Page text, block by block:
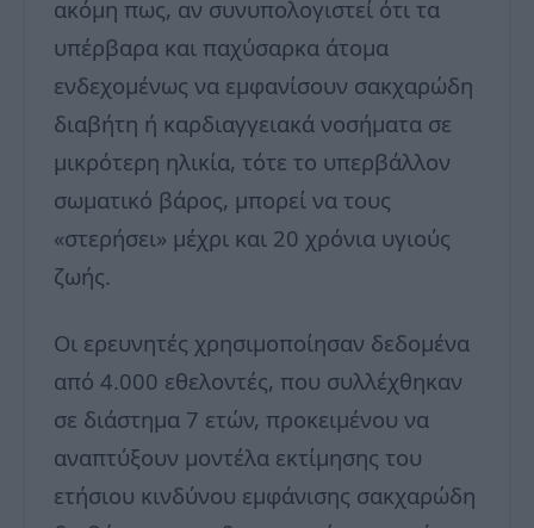
ακόμη πως, αν συνυπολογιστεί ότι τα
υπέρβαρα και παχύσαρκα άτομα
ενδεχομένως να εμφανίσουν σακχαρώδη
διαβήτη ή καρδιαγγειακά νοσήματα σε
μικρότερη ηλικία, τότε το υπερβάλλον
σωματικό βάρος, μπορεί να τους
«στερήσει» μέχρι και 20 χρόνια υγιούς
ζωής.
Οι ερευνητές χρησιμοποίησαν δεδομένα
από 4.000 εθελοντές, που συλλέχθηκαν
σε διάστημα 7 ετών, προκειμένου να
αναπτύξουν μοντέλα εκτίμησης του
ετήσιου κινδύνου εμφάνισης σακχαρώδη